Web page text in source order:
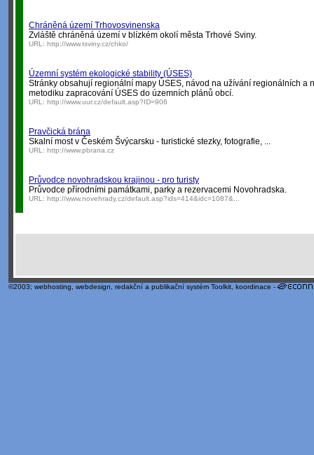
Chráněná území Trhovosvinenska
Zvláště chráněná území v blízkém okolí města Trhové Sviny.
URL: http://www.tsviny.cz/chko/
Územní systém ekologické stability (ÚSES)
Stránky obsahují regionální mapy ÚSES, návod na užívání regionálních a
metodiku zapracování ÚSES do územních plánů obcí.
URL: http://www.uur.cz/default.asp?ID=906
Pravčická brána
Skalní most v Českém Švýcarsku - turistické stezky, fotografie, ...
URL: http://www.pbrana.cz
Průvodce novohradskou krajinou - pro turisty
Průvodce přírodními památkami, parky a rezervacemi Novohradska.
URL: http://www.novehrady.cz/default.asp?ids=414&idc=1087&...
©2003; webhosting webdesign redakční a publikační systém Toolkit , koordinace -